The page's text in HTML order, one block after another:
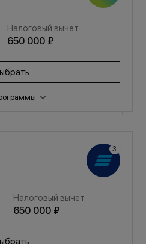
Налоговый вычет
650 000 ₽
650 000 ₽
Налоговый вычет
650 000 ₽